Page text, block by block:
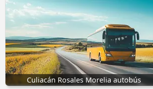
Culiacán Rosales Morelia autobús